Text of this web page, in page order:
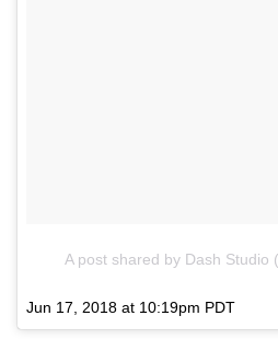
A post shared by Dash Studio
Jun 17, 2018 at 10:19pm PDT